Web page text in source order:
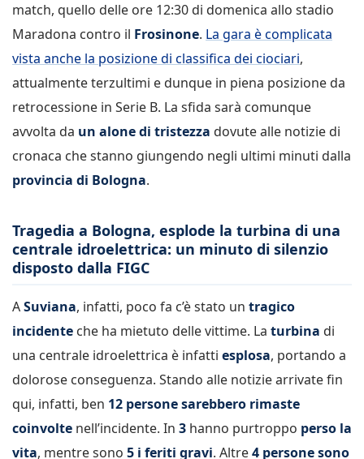
match, quello delle ore 12:30 di domenica allo stadio
Maradona contro il Frosinone. La gara è complicata
vista anche la posizione di classifica dei ciociari,
attualmente terzultimi e dunque in piena posizione da
retrocessione in Serie B. La sfida sarà comunque
avvolta da un alone di tristezza dovute alle notizie di
cronaca che stanno giungendo negli ultimi minuti dalla
provincia di Bologna.
Tragedia a Bologna, esplode la turbina di una
centrale idroelettrica: un minuto di silenzio
disposto dalla FIGC
ASuviana, infatti, poco fa c’è stato un tragico
incidente che ha mietuto delle vittime. La turbina di
una centrale idroelettrica è infatti esplosa, portando a
dolorose conseguenza. Stando alle notizie arrivate fin
qui, infatti, ben 12 persone sarebbero rimaste
coinvolte nell’incidente. In 3 hanno purtroppo perso la
vita, mentre sono 5 i feriti gravi. Altre4 persone sono